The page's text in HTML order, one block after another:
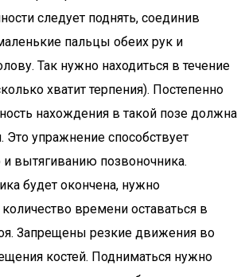
следует поднять, соединив
пальцы обеих рук и
Так нужно находиться в течение
хватит терпения). Постепенно
нахождения в такой позе должна
Это упражнение способствует
вытягиванию позвоночника.
будет окончена, нужно
времени оставаться в
Запрещены резкие движения во
костей. Подниматься нужно